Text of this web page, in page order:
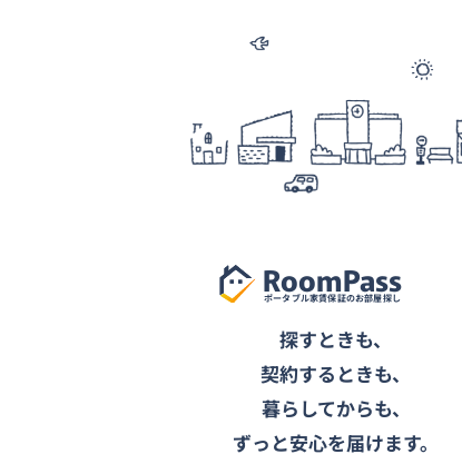
RoomPass
ポータブル家賃保証のお部屋探し
探すときも、
契約するときも、
暮らしてからも、
ずっと安心を届けます。